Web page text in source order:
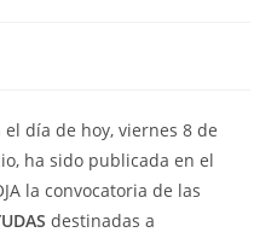
el día de hoy, viernes 8 de
ha sido publicada en el
la convocatoria de las
destinadas a